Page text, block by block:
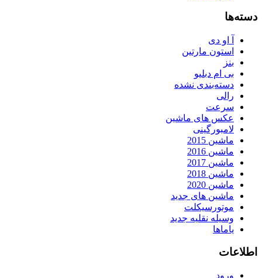
دسته‌ها
آ او دی
استون مارتین
بنز
بی ام دبلیو
دسته‌بندی نشده
رالی
سرعت
عکس های ماشین
لامبورگینی
ماشین 2015
ماشین 2016
ماشین 2017
ماشین 2018
ماشین 2020
ماشین های جدید
موتورسیکلت
وسیله نقلیه جدید
یاماها
اطلاعات
ورود